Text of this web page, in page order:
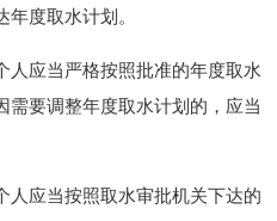
度取水计划。
应当严格按照批准的年度取水
要调整年度取水计划的，应当
应当按照取水审批机关下达的